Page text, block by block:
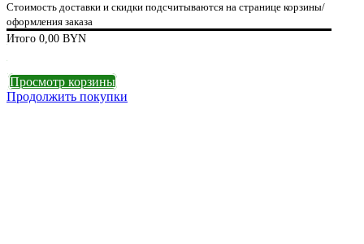
Стоимость доставки и скидки подсчитываются на странице корзины/
оформления заказа
Итого 0,00 BYN
Просмотр корзины
Продолжить покупки